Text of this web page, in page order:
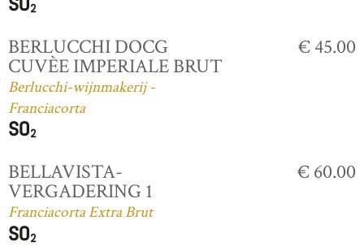
BERLUCCHI DOCG
CUVÈE IMPERIALE BRUT
Berlucchi-wijnmakerij -
Franciacorta
€ 45.00
BELLAVISTA-
VERGADERING 1
Franciacorta Extra Brut
€ 60.00